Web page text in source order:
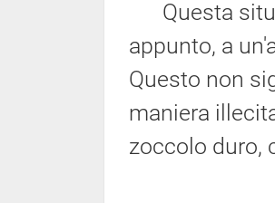
Questa
appunto, a
Questo non
maniera
zoccolo duro,